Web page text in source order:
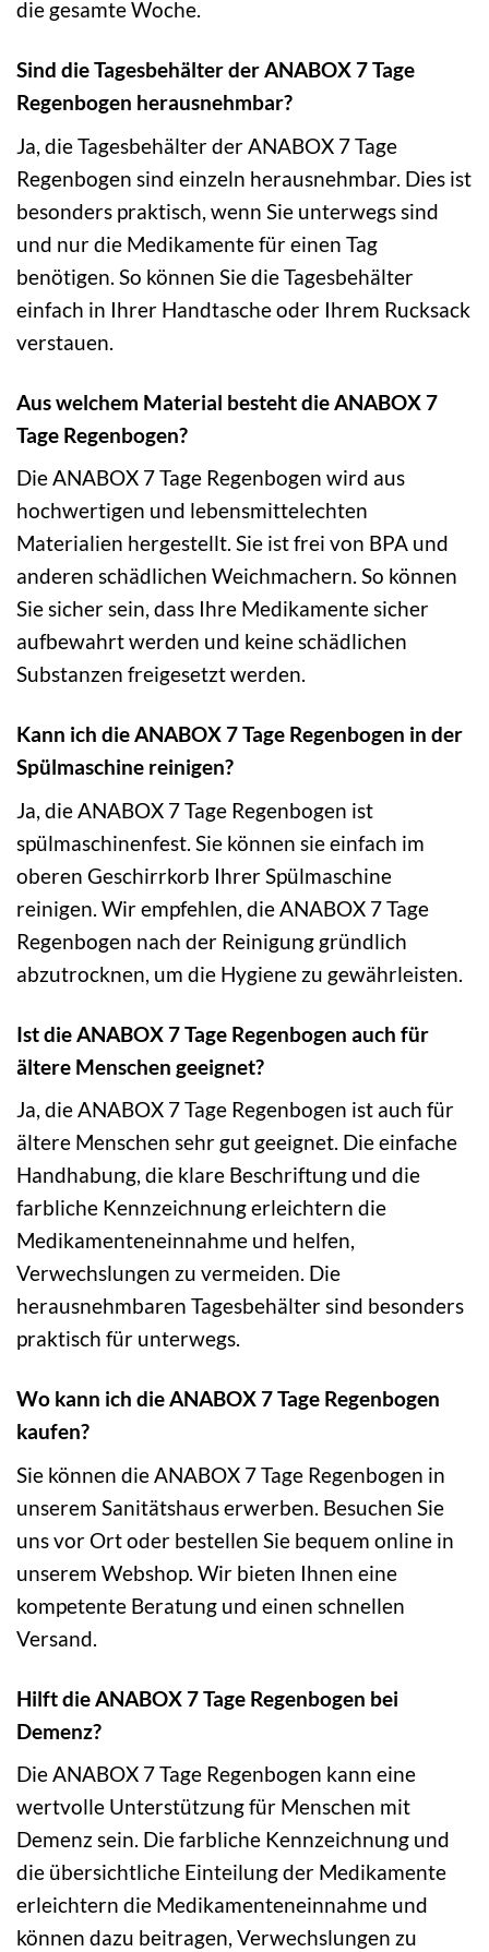
die gesamte Woche.
Sind die Tagesbehälter der ANABOX 7 Tage
Regenbogen herausnehmbar?
Ja, die Tagesbehälter der ANABOX 7 Tage
Regenbogen sind einzeln herausnehmbar. Dies ist
besonders praktisch, wenn Sie unterwegs sind
und nur die Medikamente für einen Tag
benötigen. So können Sie die Tagesbehälter
einfach in Ihrer Handtasche oder Ihrem Rucksack
verstauen.
Aus welchem Material besteht die ANABOX 7
Tage Regenbogen?
Die ANABOX 7 Tage Regenbogen wird aus
hochwertigen und lebensmittelechten
Materialien hergestellt. Sie ist frei von BPA und
anderen schädlichen Weichmachern. So können
Sie sicher sein, dass Ihre Medikamente sicher
aufbewahrt werden und keine schädlichen
Substanzen freigesetzt werden.
Kann ich die ANABOX 7 Tage Regenbogen in der
Spülmaschine reinigen?
Ja, die ANABOX 7 Tage Regenbogen ist
spülmaschinenfest. Sie können sie einfach im
oberen Geschirrkorb Ihrer Spülmaschine
reinigen. Wir empfehlen, die ANABOX 7 Tage
Regenbogen nach der Reinigung gründlich
abzutrocknen, um die Hygiene zu gewährleisten.
Ist die ANABOX 7 Tage Regenbogen auch für
ältere Menschen geeignet?
Ja, die ANABOX 7 Tage Regenbogen ist auch für
ältere Menschen sehr gut geeignet. Die einfache
Handhabung, die klare Beschriftung und die
farbliche Kennzeichnung erleichtern die
Medikamenteneinnahme und helfen,
Verwechslungen zu vermeiden. Die
herausnehmbaren Tagesbehälter sind besonders
praktisch für unterwegs.
Wo kann ich die ANABOX 7 Tage Regenbogen
kaufen?
Sie können die ANABOX 7 Tage Regenbogen in
unserem Sanitätshaus erwerben. Besuchen Sie
uns vor Ort oder bestellen Sie bequem online in
unserem Webshop. Wir bieten Ihnen eine
kompetente Beratung und einen schnellen
Versand.
Hilft die ANABOX 7 Tage Regenbogen bei
Demenz?
Die ANABOX 7 Tage Regenbogen kann eine
wertvolle Unterstützung für Menschen mit
Demenz sein. Die farbliche Kennzeichnung und
die übersichtliche Einteilung der Medikamente
erleichtern die Medikamenteneinnahme und
können dazu beitragen, Verwechslungen zu